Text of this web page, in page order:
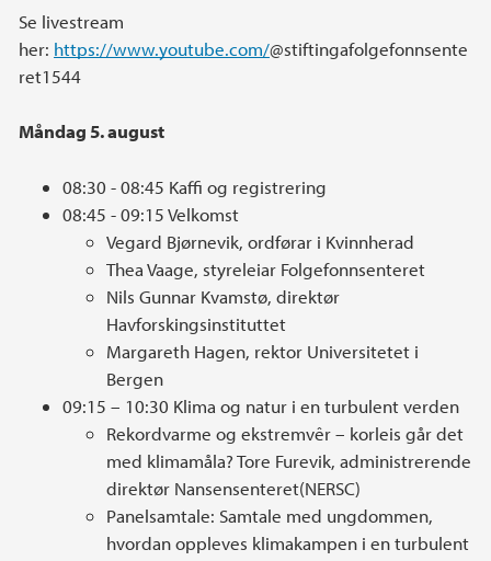
Se livestream
her: https://www.youtube.com/@stiftingafolgefonnsente
ret1544
Måndag 5. august
08:30 - 08:45 Kaffi og registrering
08:45 - 09:15 Velkomst
Vegard Bjørnevik, ordførar i Kvinnherad
Thea Vaage, styreleiar Folgefonnsenteret
Nils Gunnar Kvamstø, direktør
Havforskingsinstituttet
Margareth Hagen, rektor Universitetet i
Bergen
09:15 – 10:30 Klima og natur i en turbulent verden
Rekordvarme og ekstremvêr – korleis går det
med klimamåla? Tore Furevik, administrerende
direktør Nansensenteret(NERSC)
Panelsamtale: Samtale med ungdommen,
hvordan oppleves klimakampen i en turbulent